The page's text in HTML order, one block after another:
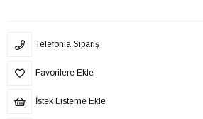
Telefonla Sipariş
Favorilere Ekle
İstek Listeme Ekle